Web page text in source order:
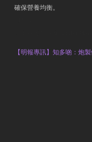
確保營養均衡。
【明報專訊】知多啲：炮